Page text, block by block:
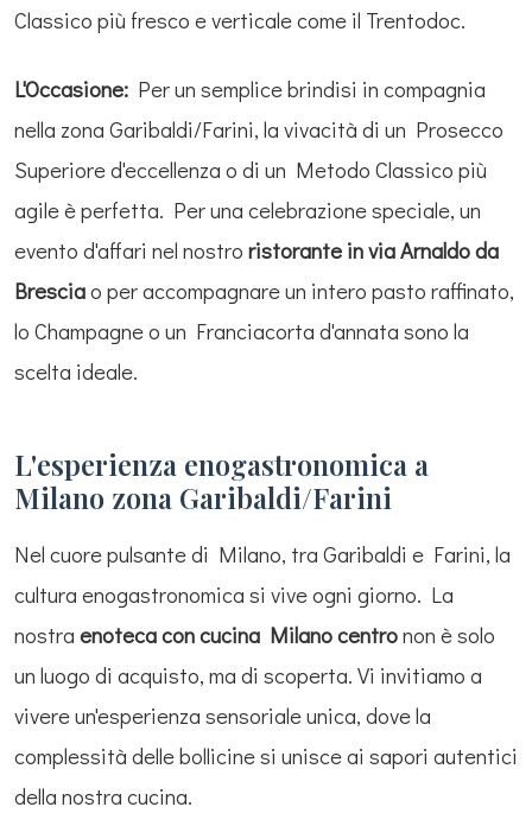
Classico più fresco e verticale come il Trentodoc.
L'Occasione: Per un semplice brindisi in compagnia
nella zona Garibaldi/Farini, la vivacità di un Prosecco
Superiore d'eccellenza o di un Metodo Classico più
agile è perfetta. Per una celebrazione speciale, un
evento d'affari nel nostro ristorante in via Arnaldo da
Bresciao per accompagnare un intero pasto raffinato,
lo Champagne o un Franciacorta d'annata sono la
scelta ideale.
L'esperienza enogastronomica a
Milano zona Garibaldi/Farini
Nel cuore pulsante di Milano, tra Garibaldi e Farini, la
cultura enogastronomica si vive ogni giorno. La
nostra enoteca con cucina Milano centronon è solo
un luogo di acquisto, ma di scoperta. Vi invitiamo a
vivere un'esperienza sensoriale unica, dove la
complessità delle bollicine si unisce ai sapori autentici
della nostra cucina.